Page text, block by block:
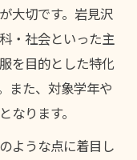
大切です。岩見沢
・社会といった主
を目的とした特化
また、対象学年や
ります。
ような点に着目し